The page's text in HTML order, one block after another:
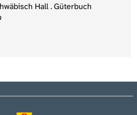
Hall . Güterbuch